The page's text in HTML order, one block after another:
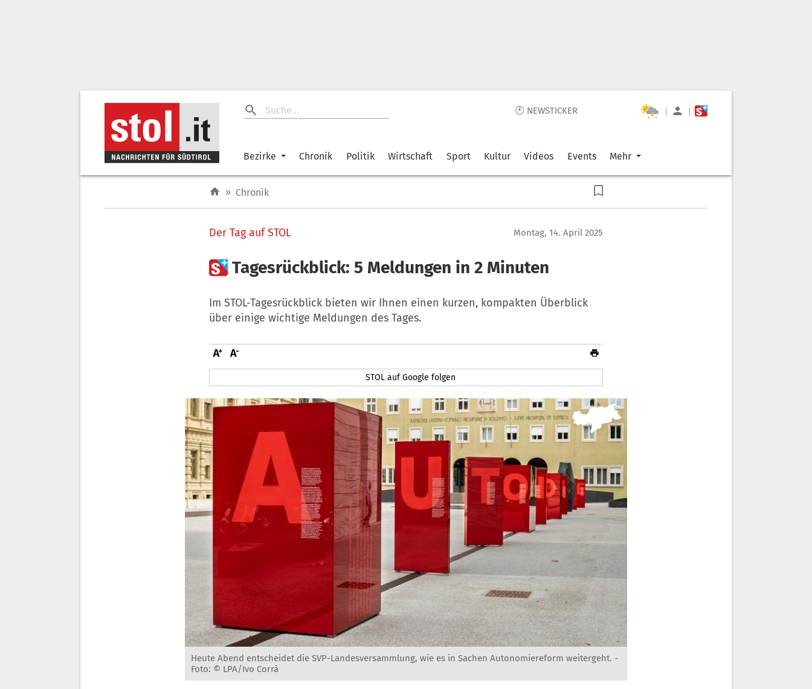
🕙 NEWSTICKER | |
Bezirke Chronik Politik Wirtschaft Sport Kultur Videos Events Mehr
» Chronik
Der Tag auf STOL Montag, 14. April 2025
Tagesrückblick: 5 Meldungen in 2 Minuten
Im STOL-Tagesrückblick bieten wir Ihnen einen kurzen, kompakten Überblick
über einige wichtige Meldungen des Tages.
STOL auf Google folgen
Heute Abend entscheidet die SVP-Landesversammlung, wie es in Sachen Autonomiereform weitergeht. -
Foto: © LPA/Ivo Corrà